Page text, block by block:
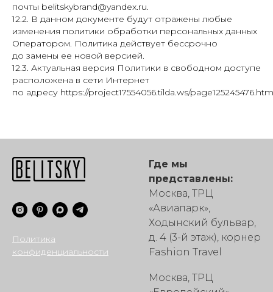
почты belitskybrand@yandex.ru.
12.2. В данном документе будут отражены любые
изменения политики обработки персональных данных
Оператором. Политика действует бессрочно
до замены ее новой версией.
12.3. Актуальная версия Политики в свободном доступе
расположена в сети Интернет
по адресу https://project17554056.tilda.ws/
Политика
конфиденциальности
Где мы
представлены:
Москва, ТРЦ
«Авиапарк»,
Ходынский бульвар,
д. 4 (3-й этаж), корнер
Fashion Travel
Москва, ТРЦ